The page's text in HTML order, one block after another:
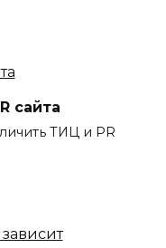
сайта
ТИЦ и PR